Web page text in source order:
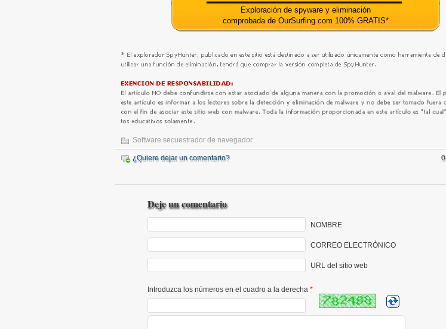
Exploración de spyware y eliminación
comprobada de OurSurfing.com 100% GRATIS*
Software secuestrador de navegador
¿Quiere dejar un comentario?
Deje un comentario
NOMBRE
CORREO ELECTRÓNICO
URL del sitio web
Introduzca los números en el cuadro a la derecha *